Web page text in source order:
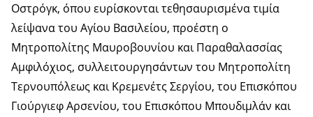
Οστρόγκ, όπου ευρίσκονται τεθησαυρισμένα τιμία
λείψανα του Αγίου Βασιλείου, προέστη ο
Μητροπολίτης Μαυροβουνίου και Παραθαλασσίας
Αμφιλόχιος, συλλειτουργησάντων του Μητροπολίτη
Τερνουπόλεως και Κρεμενέτς Σεργίου, του Επισκόπου
Γιούργιεφ Αρσενίου, του Επισκόπου Μπουδιμλάν και